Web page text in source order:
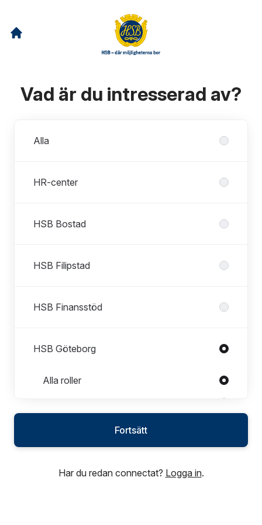
Vad är du intresserad av?
Alla
HR-center
HSB Bostad
HSB Filipstad
HSB Finansstöd
HSB Göteborg
Roller i HSB Göteborg
Alla roller
Bovärd
Brf-ekonom
Fortsätt
Har du redan connectat? Logga in.